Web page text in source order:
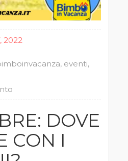
2022
, eventi,
DOVE
CON I